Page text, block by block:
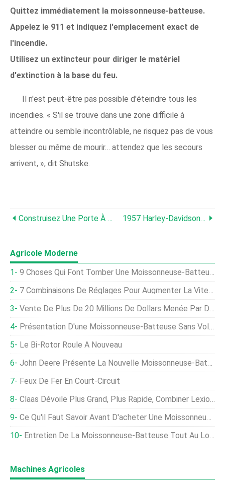
Quittez immédiatement la moissonneuse-batteuse.
Appelez le 911 et indiquez l'emplacement exact de
l'incendie.
Utilisez un extincteur pour diriger le matériel
d'extinction à la base du feu.
Il n'est peut-être pas possible d'éteindre tous les
incendies. « S'il se trouve dans une zone difficile à
atteindre ou semble incontrôlable, ne risquez pas de vous
blesser ou même de mourir… attendez que les secours
arrivent, », dit Shutske.
Construisez Une Porte À Bétail À L'épreuve Des Inondations 1957 Harley-Davidson Servi-Car :Montez Sur Votre Mauvais Scooter Et… Livrez Du Lait ?
Agricole Moderne
9 Choses Qui Font Tomber Une Moissonneuse-Batteuse
7 Combinaisons De Réglages Pour Augmenter La Vitesse
Vente De Plus De 20 Millions De Dollars Menée Par Des Moissonneuses-Batteuses
Présentation D'une Moissonneuse-Batteuse Sans Volant
Le Bi-Rotor Roule À Nouveau
John Deere Présente La Nouvelle Moissonneuse-Batteuse X9
Feux De Fer En Court-Circuit
Claas Dévoile Plus Grand, Plus Rapide, Combiner Lexion Plus Fort
Ce Qu'il Faut Savoir Avant D'acheter Une Moissonneuse-Batteuse
Entretien De La Moissonneuse-Batteuse Tout Au Long De L'année
Machines Agricoles